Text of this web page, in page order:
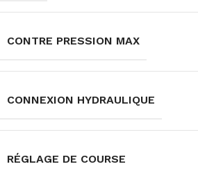
CONTRE PRESSION MAX
CONNEXION HYDRAULIQUE
RÉGLAGE DE COURSE